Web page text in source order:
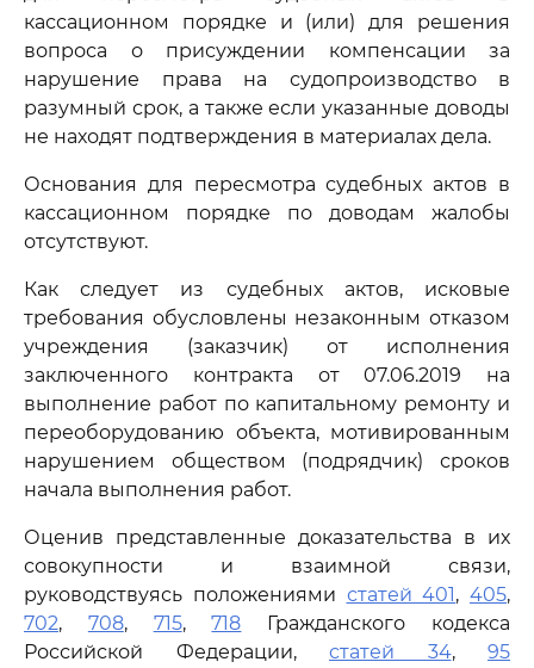
кассационном порядке и (или) для решения
вопроса о присуждении компенсации за
нарушение права на судопроизводство в
разумный срок, а также если указанные доводы
не находят подтверждения в материалах дела.
Основания для пересмотра судебных актов в
кассационном порядке по доводам жалобы
отсутствуют.
Как следует из судебных актов, исковые
требования обусловлены незаконным отказом
учреждения (заказчик) от исполнения
заключенного контракта от 07.06.2019 на
выполнение работ по капитальному ремонту и
переоборудованию объекта, мотивированным
нарушением обществом (подрядчик) сроков
начала выполнения работ.
Оценив представленные доказательства в их
совокупности и взаимной связи,
руководствуясь положениями статей 401, 405,
702, 708, 715,718 Гражданского кодекса
Российской Федерации, статей 34, 95